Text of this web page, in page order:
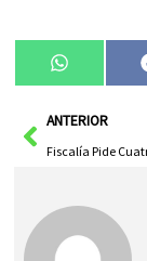
en
AntANTERIOR